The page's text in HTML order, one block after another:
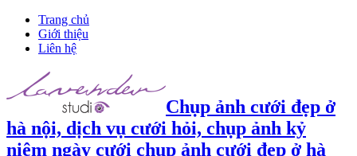
Trang chủ
Giới thiệu
Liên hệ
Chụp ảnh cưới đẹp ở
hà nội, dịch vụ cưới hỏi, chụp ảnh kỷ
niệm ngày cưới chụp ảnh cưới đẹp ở hà